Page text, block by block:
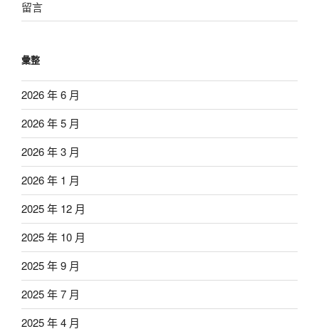
留言
彙整
2026 年 6 月
2026 年 5 月
2026 年 3 月
2026 年 1 月
2025 年 12 月
2025 年 10 月
2025 年 9 月
2025 年 7 月
2025 年 4 月